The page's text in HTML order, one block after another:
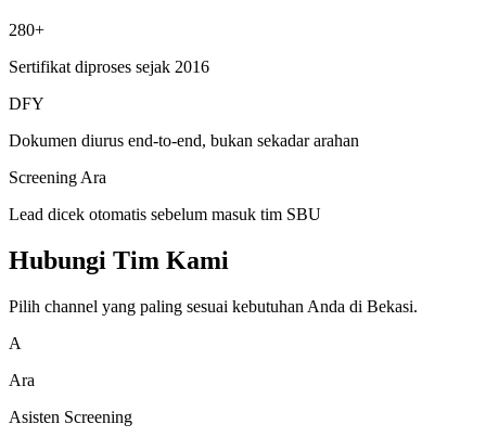
280+
Sertifikat diproses sejak 2016
DFY
Dokumen diurus end-to-end, bukan sekadar arahan
Screening Ara
Lead dicek otomatis sebelum masuk tim SBU
Hubungi Tim Kami
Pilih channel yang paling sesuai kebutuhan Anda di Bekasi.
A
Ara
Asisten Screening